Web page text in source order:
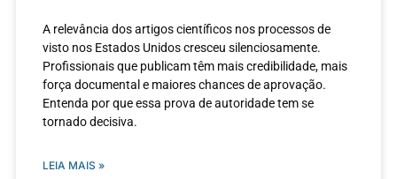
A relevância dos artigos científicos nos processos de
visto nos Estados Unidos cresceu silenciosamente.
Profissionais que publicam têm mais credibilidade, mais
força documental e maiores chances de aprovação.
Entenda por que essa prova de autoridade tem se
tornado decisiva.
LEIA MAIS »